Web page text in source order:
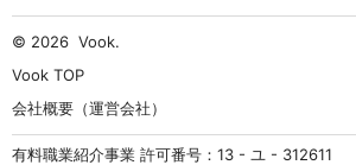
© 2026 Vook.
Vook TOP
会社概要（運営会社）
有料職業紹介事業 許可番号：13 - ユ - 312611